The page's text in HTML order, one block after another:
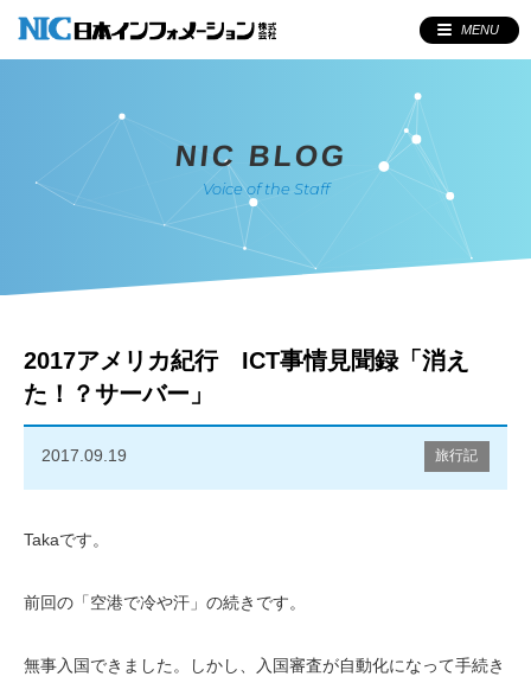
MENU
NIC BLOG
Voice of the Staff
2017アメリカ紀行 ICT事情見聞録「消え
た！？サーバー」
2017.09.19 旅行記
Takaです。
前回の「空港で冷や汗」の続きです。
無事入国できました。しかし、入国審査が自動化になって手続き